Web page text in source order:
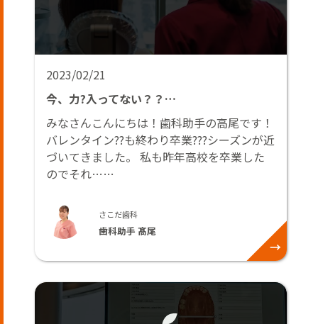
2023/02/21
今、力?入ってない？？…
みなさんこんにちは！歯科助手の高尾です！
バレンタイン??も終わり卒業???シーズンが近
づいてきました。 私も昨年高校を卒業した
のでそれ……
さこだ歯科
歯科助手 髙尾